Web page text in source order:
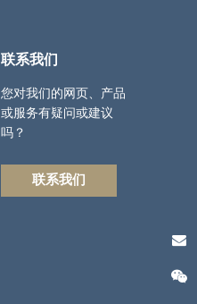
联系我们
您对我们的网页、产品
或服务有疑问或建议
吗？
联系我们